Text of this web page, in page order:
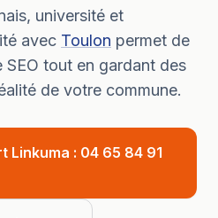
université et
avec Toulon permet de
SEO tout en gardant des
de votre commune.
Linkuma : 04 65 84 91